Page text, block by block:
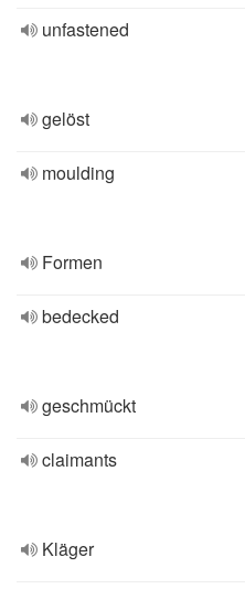
unfastened
gelöst
moulding
Formen
bedecked
geschmückt
claimants
Kläger